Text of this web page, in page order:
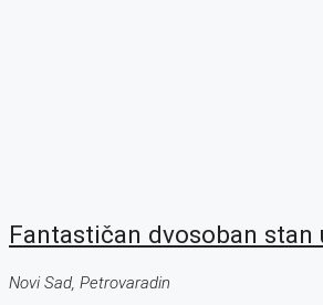
Fantastičan dvosoban stan
Novi Sad, Petrovaradin